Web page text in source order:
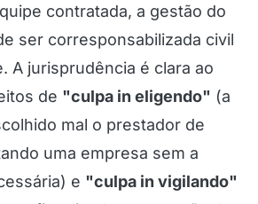
contratada, a gestão do
ser corresponsabilizada civil
A jurisprudência é clara ao
de "culpa in eligendo" (a
mal o prestador de
uma empresa sem a
e "culpa in vigilando"